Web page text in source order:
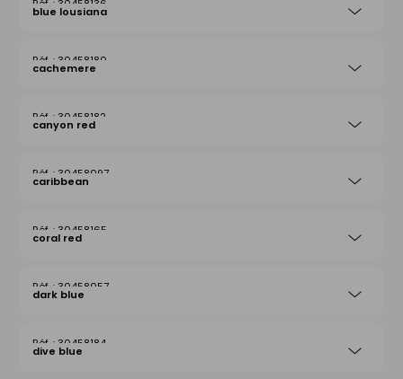
30458136
blue lousiana
30458180
cachemere
30458182
canyon red
30458097
caribbean
30458165
coral red
30458057
dark blue
30458184
dive blue